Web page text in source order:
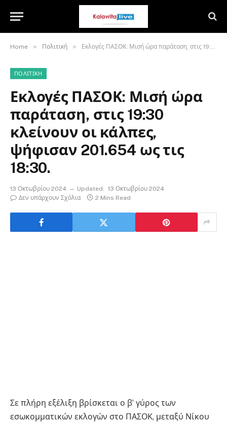
Home » Πολιτική » Εκλογές ΠΑΣΟΚ: Μισή ώρα παράταση, στις 19:30 κλείνουν οι κάλπες, ψήφισαν 201.654 ως τις 18:30.
ΠΟΛΙΤΙΚΉ
Εκλογές ΠΑΣΟΚ: Μισή ώρα
παράταση, στις 19:30
κλείνουν οι κάλπες,
ψήφισαν 201.654 ως τις
18:30.
13 Οκτωβρίου 2024 Updated: 13 Οκτωβρίου 2024
Δεν υπάρχουν Σχόλια
2 Mins Read
Σε πλήρη εξέλιξη βρίσκεται ο β’ γύρος των
εσωκομματικών εκλογών στο ΠΑΣΟΚ, μεταξύ Νίκου